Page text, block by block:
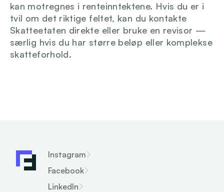
kan motregnes i renteinntektene. Hvis du er i
tvil om det riktige feltet, kan du kontakte
Skatteetaten direkte eller bruke en revisor —
særlig hvis du har større beløp eller komplekse
skatteforhold.
Instagram
Facebook
LinkedIn